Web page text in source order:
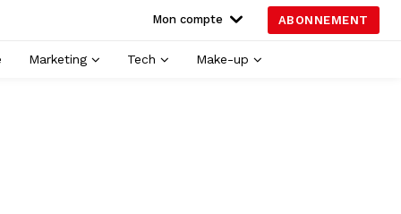
Mon compte ABONNEMENT
Marketing Tech Make-up